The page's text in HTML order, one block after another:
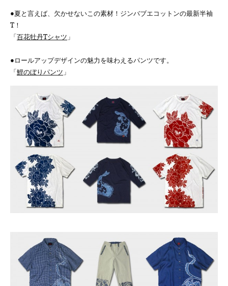
●夏と言えば、欠かせないこの素材！ジンバブエコットンの最新半袖
T！
「百花牡丹Tシャツ 」
●ロールアップデザインの魅力を味わえるパンツです。
「鯉のぼりパンツ 」